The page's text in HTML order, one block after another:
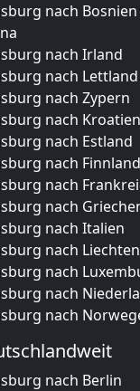
nach Bosnien
nach Irland
nach Lettland
nach Zypern
nach Kroatien
nach Estland
nach Finnland
nach
nach
nach Italien
nach
nach
nach
nach
nach Berlin